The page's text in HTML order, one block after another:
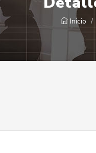
Inicio